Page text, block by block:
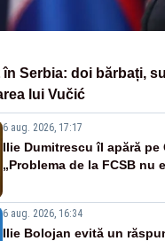
Serbia: doi bărbați,
lui Vučić
6 aug. 2026, 17:17
Ilie Dumitrescu îl apără pe
„Problema de la FCSB nu
6 aug. 2026, 16:34
Ilie Bolojan evită un